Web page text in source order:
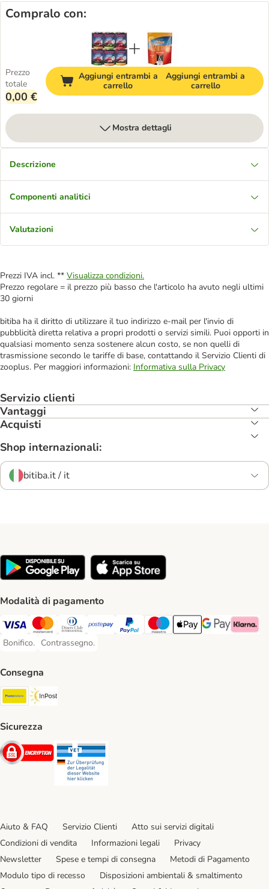
Compralo con:
Prezzo
totale
0,00 €
Aggiungi entrambi a
carrello
Aggiungi entrambi a
carrello
Mostra dettagli
Descrizione
Componenti analitici
Valutazioni
Prezzi IVA incl. ** Visualizza condizioni.
Prezzo regolare = il prezzo più basso che l'articolo ha avuto negli ultimi
30 giorni
bitiba ha il diritto di utilizzare il tuo indirizzo e-mail per l'invio di
pubblicità diretta relativa a propri prodotti o servizi simili. Puoi opporti in
qualsiasi momento senza sostenere alcun costo, se non quelli di
trasmissione secondo le tariffe di base, contattando il Servizio Clienti di
zooplus. Per maggiori informazioni: Informativa sulla Privacy
Servizio clienti
Vantaggi
Acquisti
Shop internazionali:
bitiba.it / it
Modalità di pagamento
Visa. Payment Method
Mastercard. Payment Method
Diners Club. Payment Method
Postepay. Payment Method
PayPal. Payment Method
Maestro. Payment Method
Apple pay. Payment
Google Pay
Klarna
Bonifico.
Bonifico. Payment Method
Contrassegno.
Contrassegno. Payment Method
Consegna
Poste Italiane. Shipping Method
Sicurezza
Security
Aiuto & FAQ Servizio Clienti
Atto sui servizi digitali
Condizioni di vendita
Informazioni legali
Privacy
Newsletter
Spese e tempi di consegna
Metodi di Pagamento
Modulo tipo di recesso
Disposizioni ambientali & smaltimento